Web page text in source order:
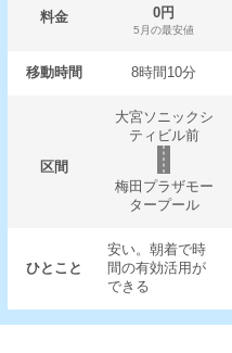
料金 0円
5月の最安値
移動時間 8時間10分
区間
大宮ソニックシ
ティビル前
梅田プラザモー
タープール
ひとこと
安い。朝着で時
間の有効活用が
できる